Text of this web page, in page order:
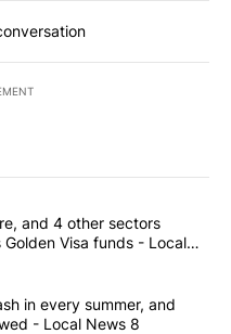
articles in the last
senior care, and 4 other
and 4 other sectors
Visa funds - Local
cash in every
in every summer, and
- Local News 8